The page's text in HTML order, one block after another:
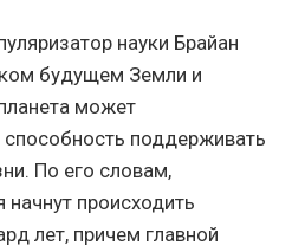
науки Брайан
будущем Земли и
может
способность поддерживать
По его словам,
начнут происходить
лет, причем главной